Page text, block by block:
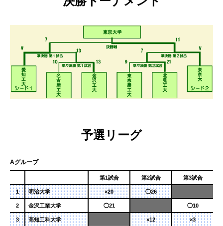
予選リーグ
Aグループ
第1試合 第2試合 第3試合
1 明治大学 ×20 ◯26
2 金沢工業大学 ◯21 ◯10
3 高知工科大学 ×12 ×3